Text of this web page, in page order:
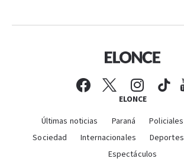
ELONCE
Últimas noticias Paraná Policiales
Sociedad
Internacionales Deportes
Espectáculos